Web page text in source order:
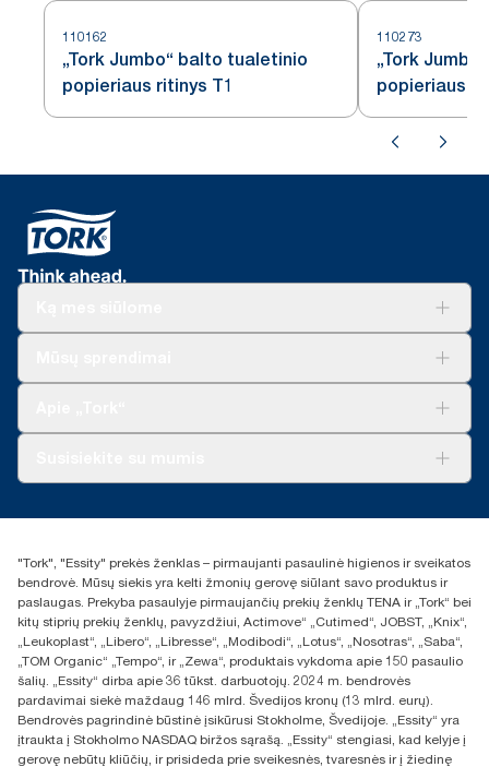
110162
„Tork Jumbo“ balto tualetinio
popieriaus ritinys T1
110273
„Tork
popieriaus
+370 5 268 3455
UAB Essity Lithuania
Naugarduko g. 98
LT-03160 Vilnius, Lietuva
"Tork", "Essity" prekės ženklas – pirmaujanti pasaulinė higienos ir sveikatos
bendrovė. Mūsų siekis yra kelti žmonių gerovę siūlant savo produktus ir
paslaugas. Prekyba pasaulyje pirmaujančių prekių ženklų TENA ir „Tork“ bei
kitų stiprių prekių ženklų, pavyzdžiui, Actimove“ „Cutimed“, JOBST, „Knix“,
„Leukoplast“, „Libero“, „Libresse“, „Modibodi“, „Lotus“, „Nosotras“, „Saba“,
„TOM Organic“ „Tempo“, ir „Zewa“, produktais vykdoma apie 150 pasaulio
šalių. „Essity“ dirba apie 36 tūkst. darbuotojų. 2024 m. bendrovės
pardavimai siekė maždaug 146 mlrd. Švedijos kronų (13 mlrd. eurų).
Bendrovės pagrindinė būstinė įsikūrusi Stokholme, Švedijoje. „Essity“ yra
įtraukta į Stokholmo NASDAQ biržos sąrašą. „Essity“ stengiasi, kad kelyje į
gerovę nebūtų kliūčių, ir prisideda prie sveikesnės, tvaresnės ir į žiedinę